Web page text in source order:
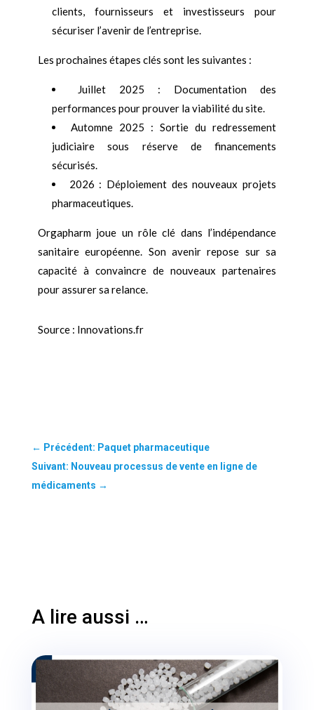
clients, fournisseurs et investisseurs pour
sécuriser l’avenir de l’entreprise.
Les prochaines étapes clés sont les suivantes :
Juillet 2025 : Documentation des
performances pour prouver la viabilité du site.
Automne 2025 : Sortie du redressement
judiciaire sous réserve de financements
sécurisés.
2026 : Déploiement des nouveaux projets
pharmaceutiques.
Orgapharm joue un rôle clé dans l’indépendance
sanitaire européenne. Son avenir repose sur sa
capacité à convaincre de nouveaux partenaires
pour assurer sa relance.
Source : Innovations.fr
← Précédent: Paquet pharmaceutique
Suivant: Nouveau processus de vente en ligne de
médicaments →
A lire aussi …